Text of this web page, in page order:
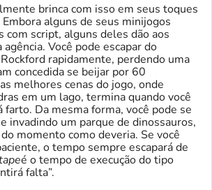
brinca com isso em seus toques
alguns de seus minijogos
com script, alguns deles dão aos
Você pode escapar do
rapidamente, perdendo uma
concedida se beijar por 60
melhores cenas do jogo, onde
em um lago, termina quando você
farto. Da mesma forma, você pode se
invadindo um parque de dinossauros,
momento como deveria. Se você
o tempo sempre escapará de
é o tempo de execução do tipo
falta”.